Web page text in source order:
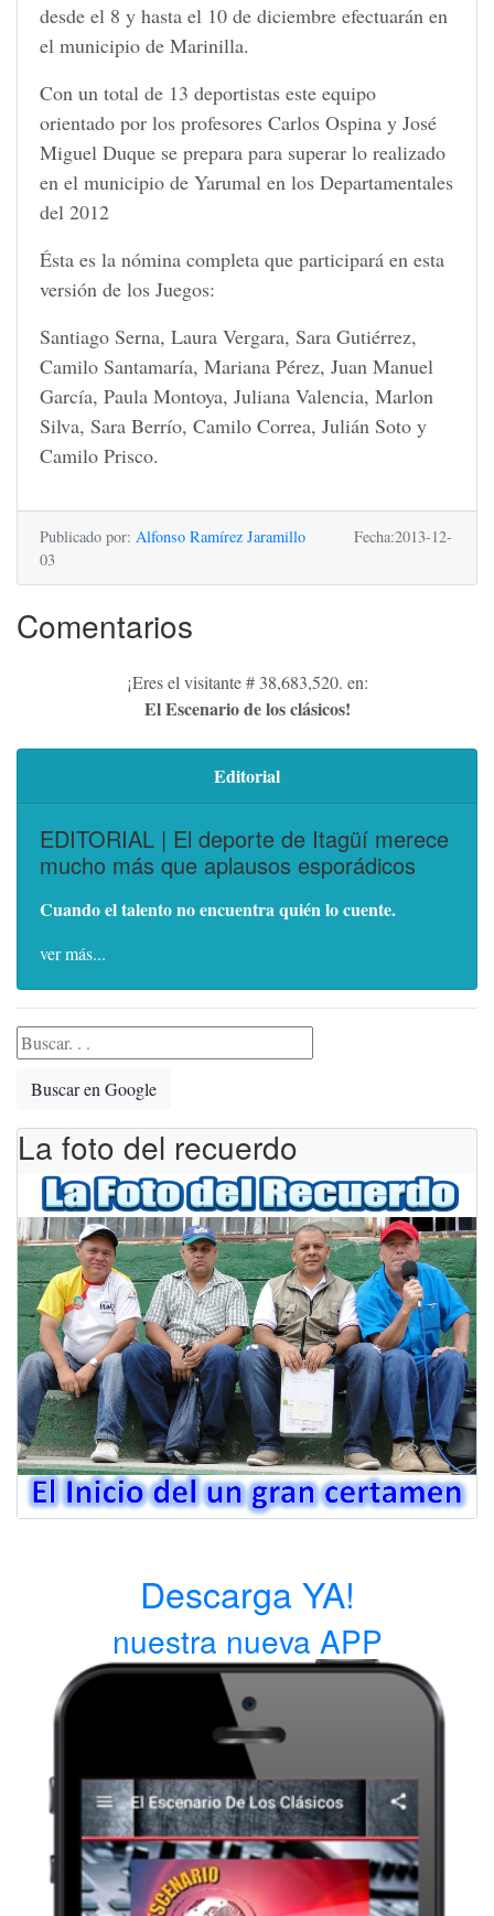
desde el 8 y hasta el 10 de diciembre efectuarán en
el municipio de Marinilla.
Con un total de 13 deportistas este equipo
orientado por los profesores Carlos Ospina y José
Miguel Duque se prepara para superar lo realizado
en el municipio de Yarumal en los Departamentales
del 2012
Ésta es la nómina completa que participará en esta
versión de los Juegos:
Santiago Serna, Laura Vergara, Sara Gutiérrez,
Camilo Santamaría, Mariana Pérez, Juan Manuel
García, Paula Montoya, Juliana Valencia, Marlon
Silva, Sara Berrío, Camilo Correa, Julián Soto y
Camilo Prisco.
Publicado por: Alfonso Ramírez Jaramillo Fecha:2013-12-
03
Comentarios
¡Eres el visitante # 38,683,520. en:
El Escenario de los clásicos!
Editorial
EDITORIAL | El deporte de Itagüí merece
mucho más que aplausos esporádicos
Cuando el talento no encuentra quién lo cuente.
ver más...
Buscar en Google
La foto del recuerdo
Descarga YA!
nuestra nueva APP